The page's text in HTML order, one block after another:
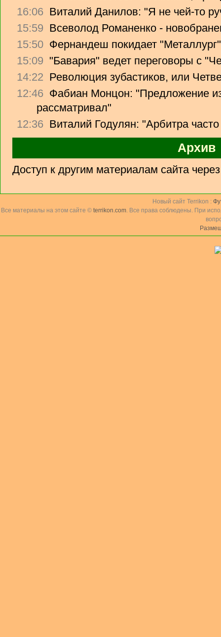
16:06 Виталий Данилов: "Я не чей-то
15:59 Всеволод Романенко -
15:50 Фернандеш покидает "Металлург"
15:09 "Бавария" ведет переговоры с
14:22 Революция зубастиков, или
12:46 Фабиан Монцон: "Предложение
рассматривал"
12:36 Виталий Годулян: "Арбитра
Архив
Доступ к другим материалам сайта
Новый сайт Terrikon :
Все материалы на этом сайте © terrikon.com. Все права соблюдены. При